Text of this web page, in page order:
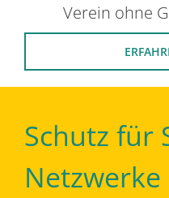
Verein ohne
Schutz für